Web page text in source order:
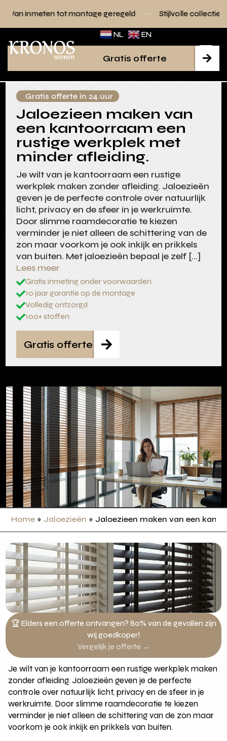
montage geregeld Stijlvolle collecties voor elk interieur
NL EN

Gratis offerte
Gratis offerte in 24 uur
Jaloezieen maken van
een kantoorraam een
rustige werkplek met
minder afleiding.
Je wilt van je kantoorraam een rustige
werkplek maken zonder afleiding. Jaloezieën
geven je de perfecte controle over natuurlijk
licht, privacy en de sfeer in je werkruimte.
Door slimme raamdecoratie te kiezen
verminder je niet alleen de schittering van de
zon maar voorkom je ook inkijk en prikkels
van buiten. Met jaloezieën bepaal je zelf […]
Lees meer
Gratis inmeting onder voorwaarden
10 jaar garantie op de montage
Volledig ontzorgd
100+ stoffen

Gratis offerte
Home » Jaloezieën » Jaloezieen maken van een
🏆 Elders een offerte ontvangen? 80% van de gevallen zijn
wij goedkoper!
Vergelijk je offerte →
Je wilt van je kantoorraam een rustige werkplek maken
zonder afleiding. Jaloezieën geven je de perfecte
controle over natuurlijk licht, privacy en de sfeer in je
werkruimte. Door slimme raamdecoratie te kiezen
verminder je niet alleen de schittering van de zon maar
voorkom je ook inkijk en prikkels van buiten.